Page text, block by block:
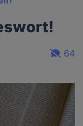
64